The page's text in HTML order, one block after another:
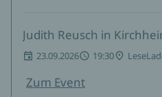
Judith Reusch in
23.09.2026 19:30
Zum Event